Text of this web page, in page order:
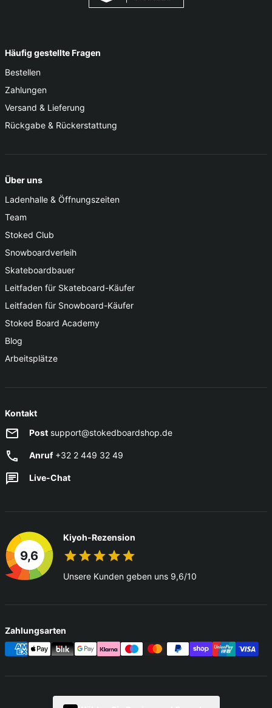
Häufig gestellte Fragen
Bestellen
Zahlungen
Versand & Lieferung
Rückgabe & Rückerstattung
Über uns
Ladenhalle & Öffnungszeiten
Team
Stoked Club
Snowboardverleih
Skateboardbauer
Leitfaden für Skateboard-Käufer
Leitfaden für Snowboard-Käufer
Stoked Board Academy
Blog
Arbeitsplätze
Kontakt
Post support@stokedboardshop.de
Anruf+32 2 449 32 49
Live-Chat
9,6
Kiyoh-Rezension
Unsere Kunden geben uns 9,6/10
Zahlungsarten